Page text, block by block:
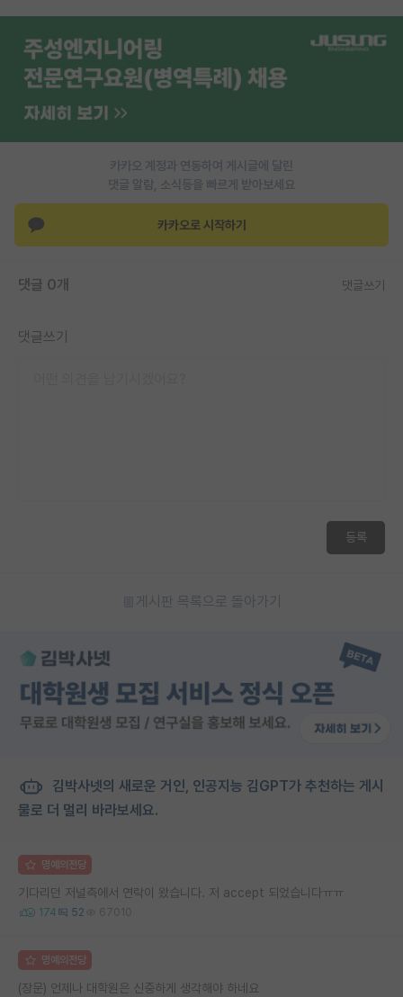
커리어
유학교육
이벤트
반도체 아카데미
카카오 계정과 연동하여 게시글에 달린
댓글 알람, 소식등을 빠르게 받아보세요
카카오로 시작하기
댓글 0개 댓글쓰기
댓글쓰기
등록
게시판 목록으로 돌아가기
김박사넷의 새로운 거인, 인공지능 김GPT가 추천하는 게시
물로 더 멀리 바라보세요.
명예의전당
기다리던 저널측에서 연락이 왔습니다. 저 accept 되었습니다ㅠㅠ
174 52 67010
명예의전당
(장문) 언제나 대학원은 신중하게 생각해야 하네요